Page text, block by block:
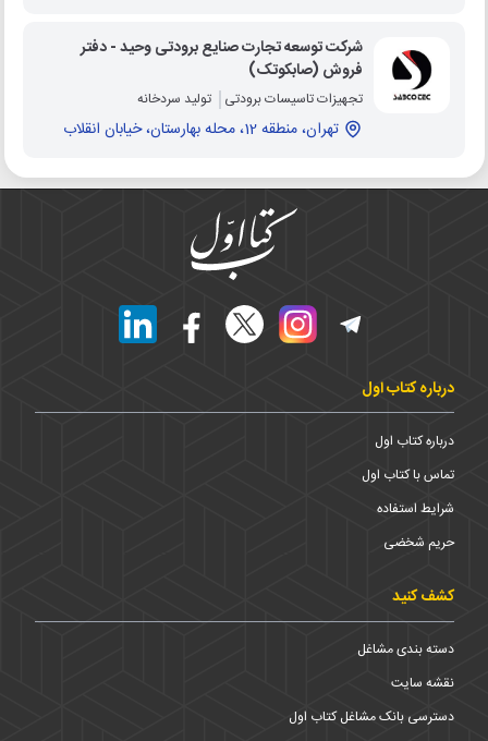
شرکت توسعه تجارت صنایع برودتی وحید - دفتر
فروش (صابکوتک)
تجهیزات تاسیسات برودتی تولید سردخانه
تهران، منطقه 12، محله بهارستان، خیابان انقلاب
درباره کتاب اول
درباره کتاب اول
تماس با کتاب اول
شرایط استفاده
حریم شخضی
کشف کنید
دسته بندی مشاغل
نقشه سایت
دسترسی بانک مشاغل کتاب اول